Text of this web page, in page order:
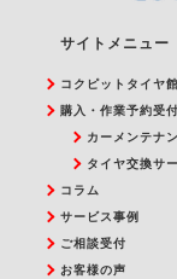
サイトメニュー
コクピットタイヤ
購入・作業予約受付
カーメンテナ
タイヤ交換サ
コラム
サービス事例
ご相談受付
お客様の声